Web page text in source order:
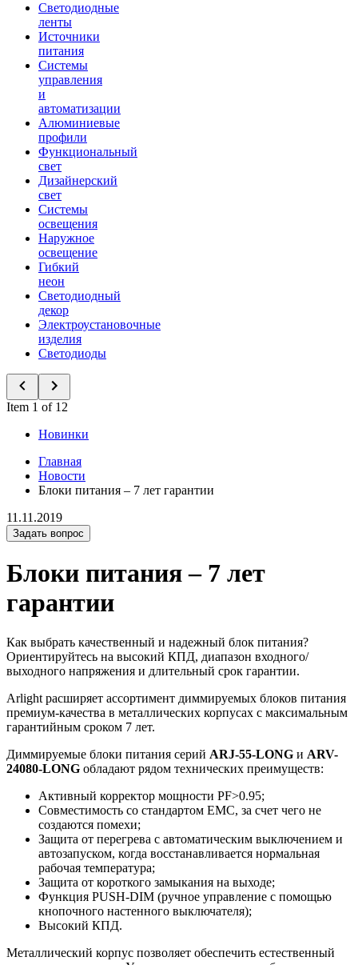
Светодиодные
ленты
Источники
питания
Системы
управления
и
автоматизации
Алюминиевые
профили
Функциональный
свет
Дизайнерский
свет
Системы
освещения
Наружное
освещение
Гибкий
неон
Светодиодный
декор
Электроустановочные
изделия
Светодиоды
Item 1 of 12
Новинки
Главная
Новости
Блоки питания – 7 лет гарантии
11.11.2019
Задать вопрос
Блоки питания – 7 лет
гарантии
Как выбрать качественный и надежный блок питания?
Ориентируйтесь на высокий КПД, диапазон входного/
выходного напряжения и длительный срок гарантии.
Arlight расширяет ассортимент диммируемых блоков питания
премиум-качества в металлических корпусах с максимальным
гарантийным сроком 7 лет.
Диммируемые блоки питания серий ARJ-55-LONG и ARV-
24080-LONG обладают рядом технических преимуществ:
Активный корректор мощности PF>0.95;
Совместимость со стандартом ЕМС, за счет чего не
создаются помехи;
Защита от перегрева с автоматическим выключением и
автозапуском, когда восстанавливается нормальная
рабочая температура;
Защита от короткого замыкания на выходе;
Функция PUSH-DIM (ручное управление с помощью
кнопочного настенного выключателя);
Высокий КПД.
Металлический корпус позволяет обеспечить естественный